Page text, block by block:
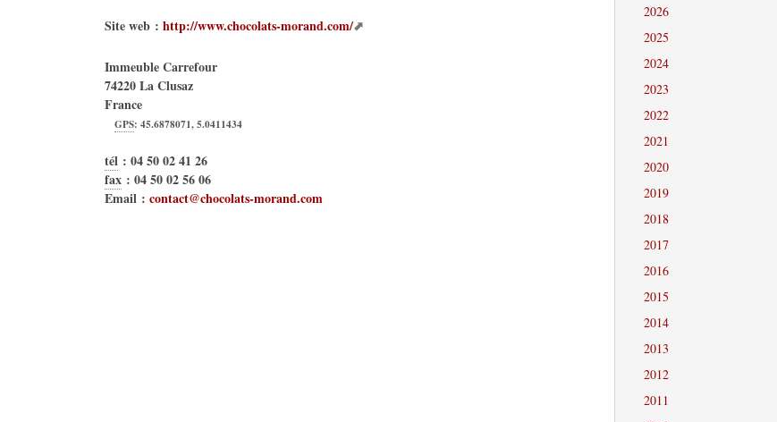
Site web : http://www.chocolats-morand.com/
Immeuble Carrefour
74220La Clusaz
France
GPS:45.6878071,5.0411434
tél : 04 50 02 41 26
fax : 04 50 02 56 06
Email : contact@chocolats-morand.com
2026
2025
2024
2023
2022
2021
2020
2019
2018
2017
2016
2015
2014
2013
2012
2011